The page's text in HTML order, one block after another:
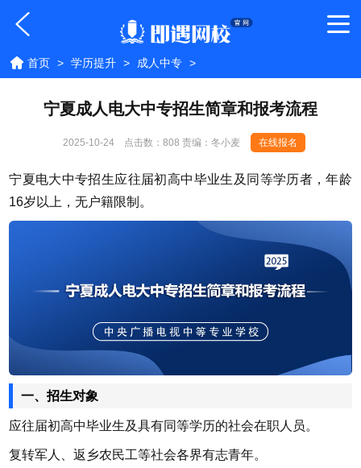
首页 > 学历提升 > 成人中专 >
宁夏成人电大中专招生简章和报考流程
2025-10-24 点击数： 808 责编：冬小麦 在线报名
宁夏电大中专招生应往届初高中毕业生及同等学历者，年龄
16岁以上，无户籍限制。
一、招生对象
应往届初高中毕业生及具有同等学历的社会在职人员。
复转军人、返乡农民工等社会各界有志青年。